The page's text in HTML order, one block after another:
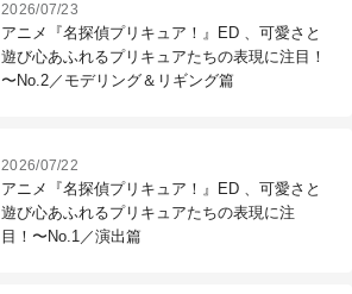
2026/07/23
アニメ『名探偵プリキュア！』ED 、可愛さと
遊び心あふれるプリキュアたちの表現に注目！
〜No.2／モデリング＆リギング篇
2026/07/22
アニメ『名探偵プリキュア！』ED 、可愛さと
遊び心あふれるプリキュアたちの表現に注
目！〜No.1／演出篇